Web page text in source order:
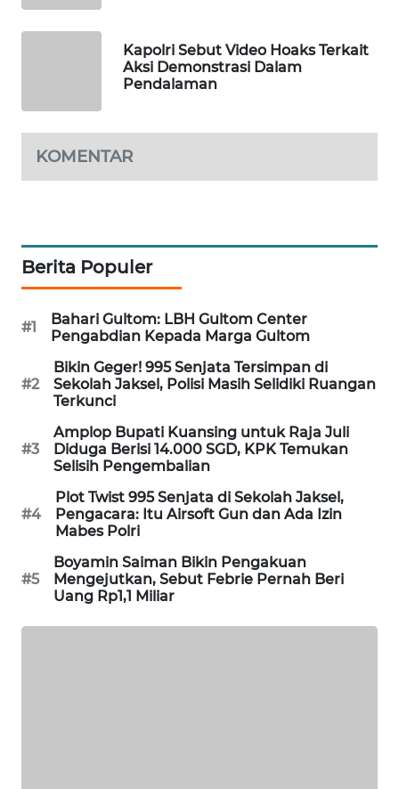
Kapolri Sebut Video Hoaks Terkait
Aksi Demonstrasi Dalam
Pendalaman
KOMENTAR
Berita Populer
#1
Bahari Gultom: LBH Gultom Center
Pengabdian Kepada Marga Gultom
#2
Bikin Geger! 995 Senjata Tersimpan di
Sekolah Jaksel, Polisi Masih Selidiki Ruangan
Terkunci
#3
Amplop Bupati Kuansing untuk Raja Juli
Diduga Berisi 14.000 SGD, KPK Temukan
Selisih Pengembalian
#4
Plot Twist 995 Senjata di Sekolah Jaksel,
Pengacara: Itu Airsoft Gun dan Ada Izin
Mabes Polri
#5
Boyamin Saiman Bikin Pengakuan
Mengejutkan, Sebut Febrie Pernah Beri
Uang Rp1,1 Miliar
PORTAL
KONSUMEN
SIDIKALANG
NEWS
NEWS
SIANTAR
NEWS
METRO
MEDAN
NEWS